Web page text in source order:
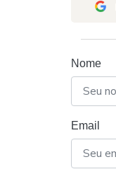
Nome
Email